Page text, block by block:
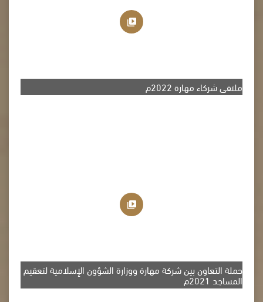
ملتقى شركاء مهارة 2022م
حملة التعاون بين شركة مهارة ووزارة الشؤون الإسلامية لتعقيم
المساجد 2021م